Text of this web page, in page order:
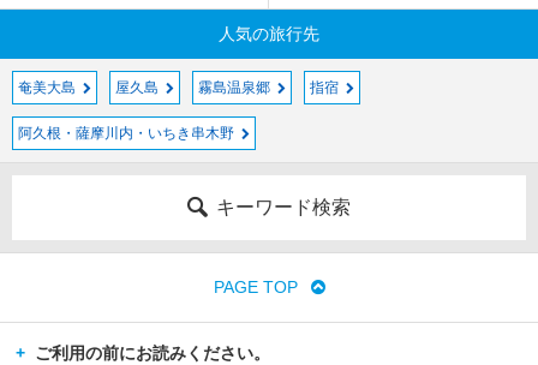
人気の旅行先
奄美大島 屋久島 霧島温泉郷 指宿
阿久根・薩摩川内・いちき串木野
キーワード検索
PAGE TOP
ご利用の前にお読みください。